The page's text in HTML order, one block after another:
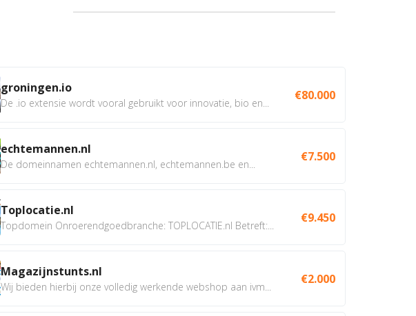
groningen.io
De .io extensie wordt vooral gebruikt voor innovatie, bio en...
€80.000
echtemannen.nl
De domeinnamen echtemannen.nl, echtemannen.be en...
€7.500
Toplocatie.nl
Topdomein Onroerendgoedbranche: TOPLOCATIE.nl Betreft:...
€9.450
Magazijnstunts.nl
Wij bieden hierbij onze volledig werkende webshop aan ivm...
€2.000